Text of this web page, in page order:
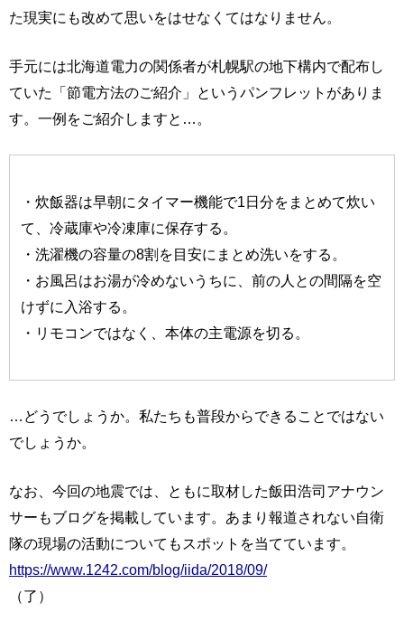
た現実にも改めて思いをはせなくてはなりません。
手元には北海道電力の関係者が札幌駅の地下構内で配布し
ていた「節電方法のご紹介」というパンフレットがありま
す。一例をご紹介しますと…。
・炊飯器は早朝にタイマー機能で1日分をまとめて炊い
て、冷蔵庫や冷凍庫に保存する。
・洗濯機の容量の8割を目安にまとめ洗いをする。
・お風呂はお湯が冷めないうちに、前の人との間隔を空
けずに入浴する。
・リモコンではなく、本体の主電源を切る。
…どうでしょうか。私たちも普段からできることではない
でしょうか。
なお、今回の地震では、ともに取材した飯田浩司アナウン
サーもブログを掲載しています。あまり報道されない自衛
隊の現場の活動についてもスポットを当てています。
https://www.1242.com/blog/iida/2018/09/
（了）